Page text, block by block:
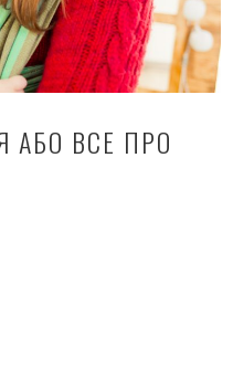
АБО ВСЕ ПРО